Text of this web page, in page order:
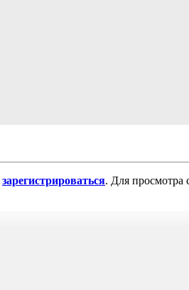
зарегистрироваться. Для просмотра